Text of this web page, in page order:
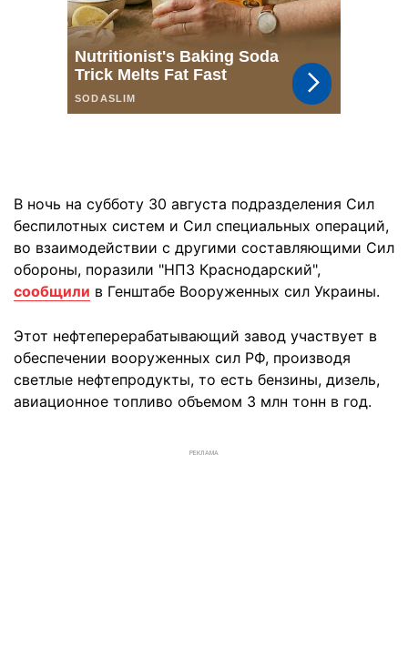
В ночь на субботу 30 августа подразделения Сил
беспилотных систем и Сил специальных операций,
во взаимодействии с другими составляющими Сил
обороны, поразили "НПЗ Краснодарский",
сообщили в Генштабе Вооруженных сил Украины.
Этот нефтеперерабатывающий завод участвует в
обеспечении вооруженных сил РФ, производя
светлые нефтепродукты, то есть бензины, дизель,
авиационное топливо объемом 3 млн тонн в год.
РЕКЛАМА